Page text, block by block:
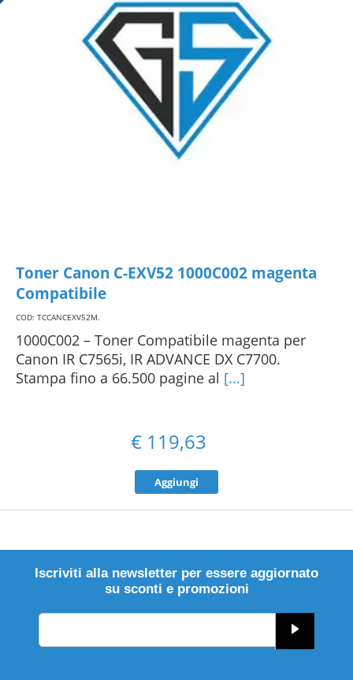
Toner Canon C-EXV52 1000C002 magenta
Compatibile
COD: TCCANCEXV52M.
1000C002 – Toner Compatibile magenta per
Canon IR C7565i, IR ADVANCE DX C7700.
Stampa fino a 66.500 pagine al [...]
€ 119,63
Aggiungi
Iscriviti alla newsletter per essere aggiornato
su sconti e promozioni